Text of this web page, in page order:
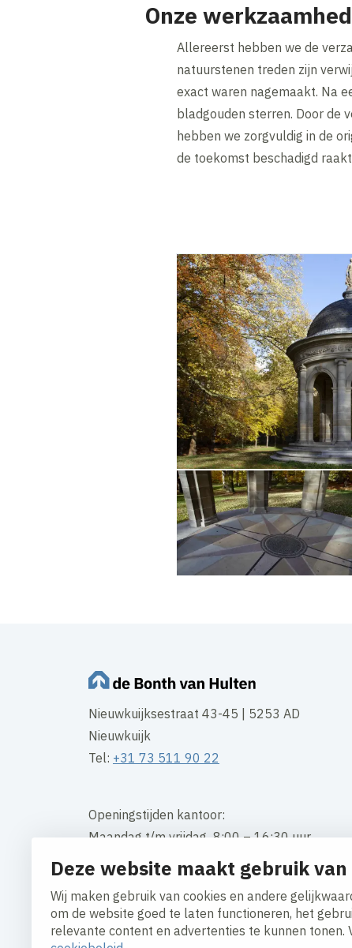
Deze website maakt gebruik
Wij maken gebruik van cookies en andere
om de website goed te laten functioneren, het
relevante content en advertenties te kunnen tonen.
Onze
Allereerst hebben we de
natuurstenen treden zijn
exact waren nagemaakt. Na
bladgouden sterren. Door de
hebben we zorgvuldig in de
de toekomst beschadigd
Nieuwkuijksestraat 43-45 | 5253 AD
Nieuwkuijk
Tel: +31 73 511 90 22
Openingstijden kantoor:
Maandag t/m vrijdag 8:00 – 16:30 uur
Contact